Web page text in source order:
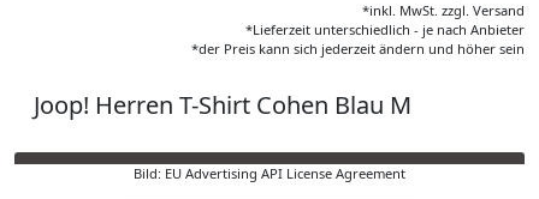
*inkl. MwSt. zzgl. Versand
*Lieferzeit unterschiedlich - je nach Anbieter
*der Preis kann sich jederzeit ändern und höher sein
Joop! Herren T-Shirt Cohen Blau M
Bild: EU Advertising API License Agreement